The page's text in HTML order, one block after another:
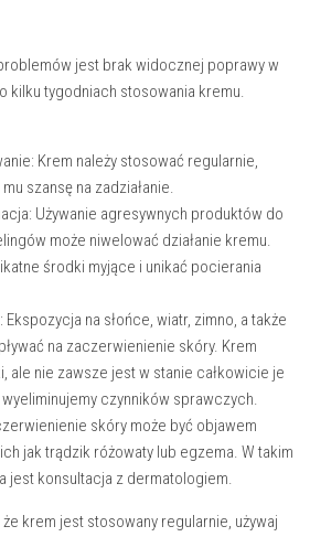
jest brak widocznej poprawy w
kilku tygodniach stosowania kremu.
Krem należy stosować regularnie,
szansę na zadziałanie.
Używanie agresywnych produktów do
może niwelować działanie kremu.
środki myjące i unikać pocierania
Ekspozycja na słońce, wiatr, zimno, a także
na zaczerwienienie skóry. Krem
ale nie zawsze jest w stanie całkowicie je
czynników sprawczych.
skóry może być objawem
jak trądzik różowaty lub egzema. W takim
jest konsultacja z dermatologiem.
że krem jest stosowany regularnie, używaj